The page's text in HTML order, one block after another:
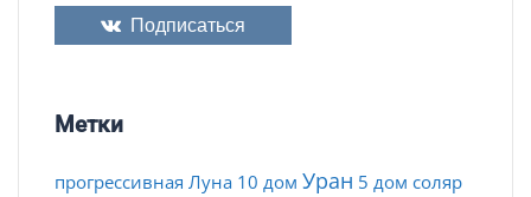
Подписаться
Метки
прогрессивная Луна 10 дом Уран 5 дом соляр